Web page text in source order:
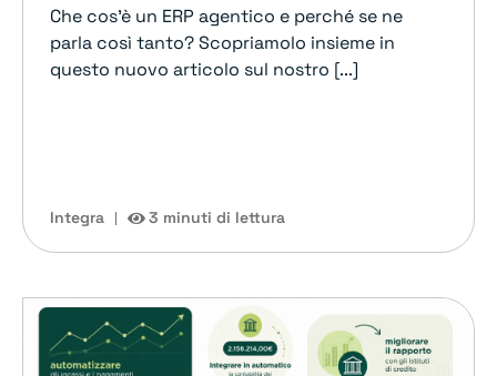
Che cos'è un ERP agentico e perché se ne
parla così tanto? Scopriamolo insieme in
questo nuovo articolo sul nostro [...]
Integra 3 minuti di lettura